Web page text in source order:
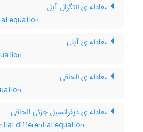
معادله ی انتگرال آبل
equation
معادله ی آبلی
معادله ی الحاقی
معادله ی دیفرانسیل جزئی الحاقی
differential equation